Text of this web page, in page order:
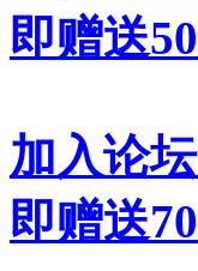
即赠送
加入论
即赠送